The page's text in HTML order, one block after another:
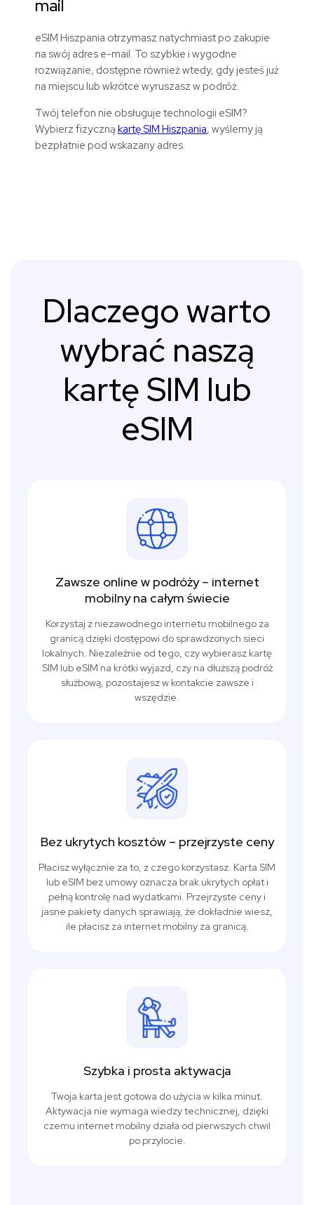
mail
eSIM Hiszpania otrzymasz natychmiast po zakupie
na swój adres e-mail. To szybkie i wygodne
rozwiązanie, dostępne również wtedy, gdy jesteś już
na miejscu lub wkrótce wyruszasz w podróż.
Twój telefon nie obsługuje technologii eSIM?
Wybierz fizyczną kartę SIM Hiszpania, wyślemy ją
bezpłatnie pod wskazany adres.
Dlaczego warto
wybrać naszą
kartę SIM lub
eSIM
Zawsze online w podróży – internet
mobilny na całym świecie
Korzystaj z niezawodnego internetu mobilnego za
granicą dzięki dostępowi do sprawdzonych sieci
lokalnych. Niezależnie od tego, czy wybierasz kartę
SIM lub eSIM na krótki wyjazd, czy na dłuższą podróż
służbową, pozostajesz w kontakcie zawsze i
wszędzie.
Bez ukrytych kosztów – przejrzyste ceny
Płacisz wyłącznie za to, z czego korzystasz. Karta SIM
lub eSIM bez umowy oznacza brak ukrytych opłat i
pełną kontrolę nad wydatkami. Przejrzyste ceny i
jasne pakiety danych sprawiają, że dokładnie wiesz,
ile płacisz za internet mobilny za granicą.
Szybka i prosta aktywacja
Twoja karta jest gotowa do użycia w kilka minut.
Aktywacja nie wymaga wiedzy technicznej, dzięki
czemu internet mobilny działa od pierwszych chwil
po przylocie.